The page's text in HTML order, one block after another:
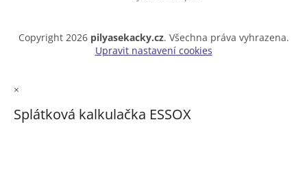
Copyright 2026 pilyasekacky.cz. Všechna práva vyhrazena.
Upravit nastavení cookies
×
Splátková kalkulačka ESSOX